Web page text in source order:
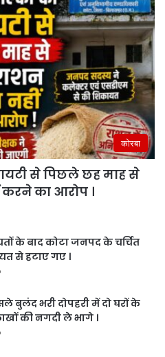
कोरबा
से पिछले छह माह से
करने का आरोप ।
के बाद कोटा जनपद के चर्चित
से हटाए गए ।
बुलंद भरी दोपहरी में दो घरों के
की नगदी ले भागे ।